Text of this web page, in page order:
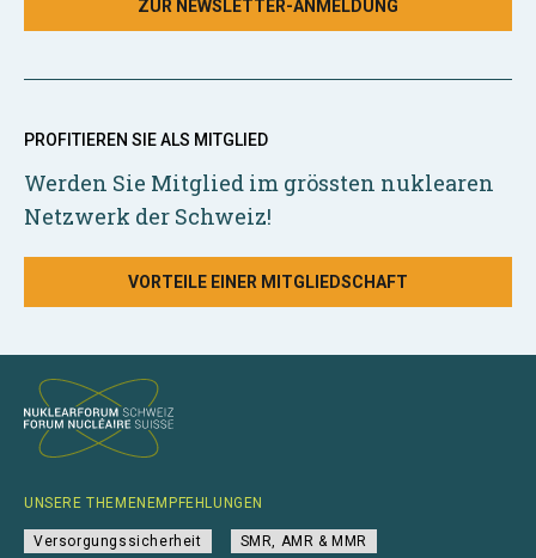
ZUR NEWSLETTER-ANMELDUNG
PROFITIEREN SIE ALS MITGLIED
Werden Sie Mitglied im grössten nuklearen
Netzwerk der Schweiz!
VORTEILE EINER MITGLIEDSCHAFT
UNSERE THEMENEMPFEHLUNGEN
Versorgungssicherheit SMR, AMR & MMR